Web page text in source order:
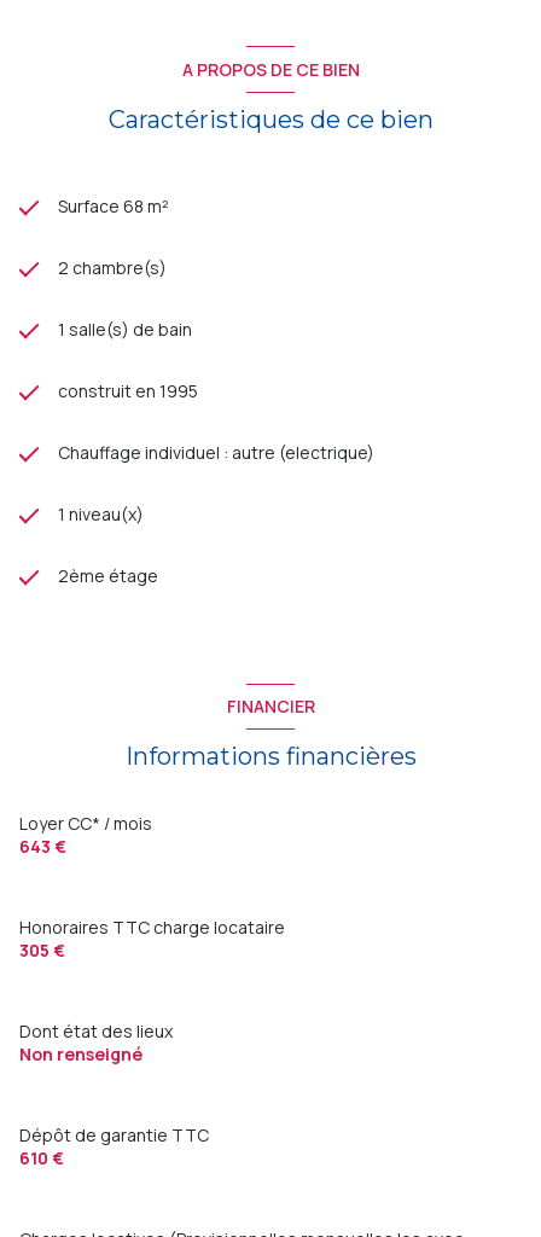
A PROPOS DE CE BIEN
Caractéristiques de ce bien
Surface 68 m²
2 chambre(s)
1 salle(s) de bain
construit en 1995
Chauffage individuel : autre (electrique)
1 niveau(x)
2ème étage
FINANCIER
Informations financières
Loyer CC* / mois
643 €
Honoraires TTC charge locataire
305 €
Dont état des lieux
Non renseigné
Dépôt de garantie TTC
610 €